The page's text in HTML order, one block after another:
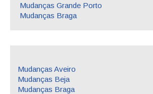
Mudanças Grande Porto
Mudanças Braga
Mudanças Aveiro
Mudanças Beja
Mudanças Braga